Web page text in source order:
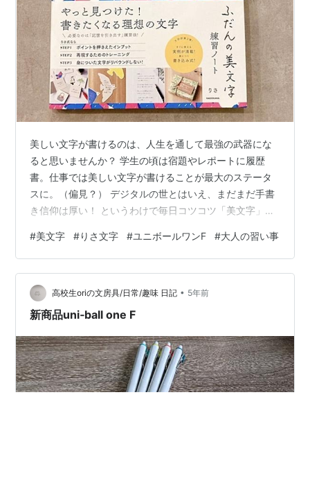
美しい文字が書けるのは、人生を通して最強の武器にな
ると思いませんか？ 学生の頃は宿題やレポートに履歴
書。仕事では美しい文字が書けることが最大のステータ
スに。（偏見？） デジタルの世とはいえ、まだまだ手書
き信仰は厚い！ というわけで毎日コツコツ「美文字」の
ノート ペン 練習をはじめて起こった変化 おわりに 美文
字レッスンのツール 練習をはじめるにあたって、用意す
るものは3つ。 テキスト ノート ペン テキスト テキスト
は、りささんの『ふだんの美文字練習ノート』を選びま
した。 りさ:手書き文字と美しく書くためのちょっとした
#美文字 #りさ文字 #ユニボールワンF #大人の習い事
高校生oriの文房具/日常/趣味 日記 • 5年前
新商品uni‐ball one F